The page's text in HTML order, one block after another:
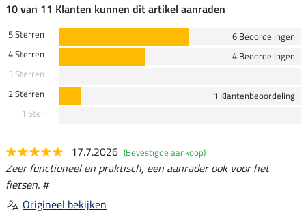
10 van 11 Klanten kunnen dit artikel aanraden
5 Sterren
6 Beoordelingen
4 Sterren
4 Beoordelingen
3 Sterren
2 Sterren
1 Klantenbeoordeling
1 Ster
17.7.2026 (Bevestigde aankoop)
Zeer functioneel en praktisch, een aanrader ook voor het
fietsen. #
Origineel bekijken